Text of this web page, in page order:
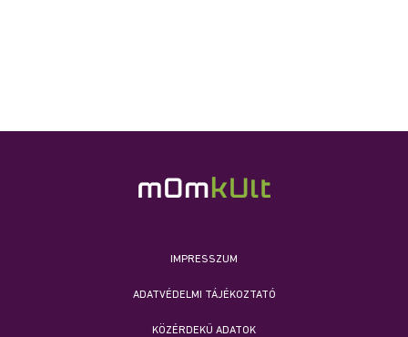
IMPRESSZUM
ADATVÉDELMI TÁJÉKOZTATÓ
KÖZÉRDEKŰ ADATOK